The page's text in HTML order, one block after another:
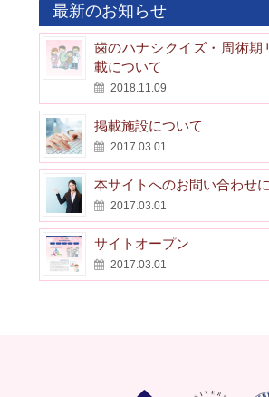
最新のお知らせ
歯のハナシクイズ・周術期
載について
2018.11.09
掲載施設について
2017.03.01
本サイトへのお問い合わせ
2017.03.01
サイトオープン
2017.03.01